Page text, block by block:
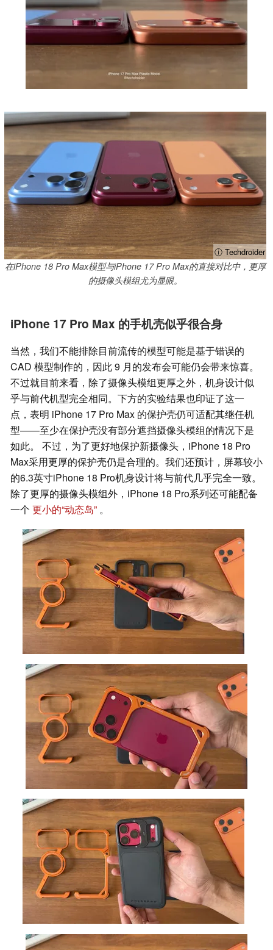
ⓘ Techdroider
在iPhone 18 Pro Max模型与iPhone 17 Pro Max的直接对比中，更厚
的摄像头模组尤为显眼。
iPhone 17 Pro Max 的手机壳似乎很合身
当然，我们不能排除目前流传的模型可能是基于错误的
CAD 模型制作的，因此 9 月的发布会可能仍会带来惊喜。
不过就目前来看，除了摄像头模组更厚之外，机身设计似
乎与前代机型完全相同。下方的实验结果也印证了这一
点，表明 iPhone 17 Pro Max 的保护壳仍可适配其继任机
型——至少在保护壳没有部分遮挡摄像头模组的情况下是
如此。 不过，为了更好地保护新摄像头，iPhone 18 Pro
Max采用更厚的保护壳仍是合理的。我们还预计，屏幕较小
的6.3英寸iPhone 18 Pro机身设计将与前代几乎完全一致。
除了更厚的摄像头模组外，iPhone 18 Pro系列还可能配备
一个 更小的“动态岛” 。